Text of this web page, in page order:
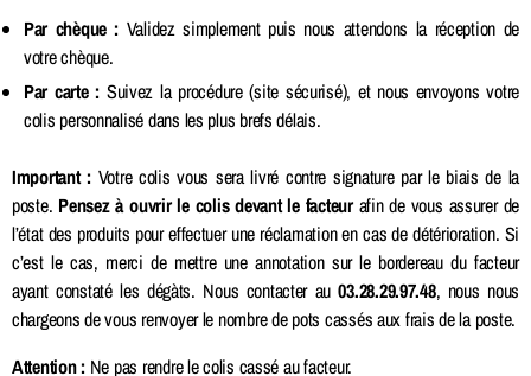
Par chèque : Validez simplement puis nous attendons la réception de
votre chèque.
Par carte : Suivez la procédure (site sécurisé), et nous envoyons votre
colis personnalisé dans les plus brefs délais.
Important :Votre colis vous sera livré contre signature par le biais de la
poste. Pensez à ouvrir le colis devant le facteurafin de vous assurer de
l’état des produits pour effectuer une réclamation en cas de détérioration. Si
c’est le cas, merci de mettre une annotation sur le bordereau du facteur
ayant constaté les dégàts. Nous contacter au03.28.29.97.48, nous nous
chargeons de vous renvoyer le nombre de pots cassés aux frais de la poste.
Attention : Ne pas rendre le colis cassé au facteur.